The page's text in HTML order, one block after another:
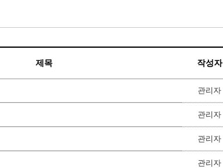
제목 작성자
관리자
관리자
관리자
관리자